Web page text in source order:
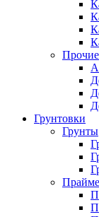
Грунтовки
Грунты